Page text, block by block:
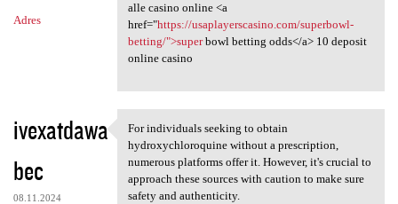
Adres
alle casino online <a
href="https://usaplayerscasino.com/superbowl-
betting/">superbowl betting odds</a> 10 deposit
online casino
ivexatdawa
bec
08.11.2024
For individuals seeking to
For individuals seeking to obtain
hydroxychloroquine without a prescription,
numerous platforms offer it. However, it's crucial to
approach these sources with caution to make sure
safety and authenticity.